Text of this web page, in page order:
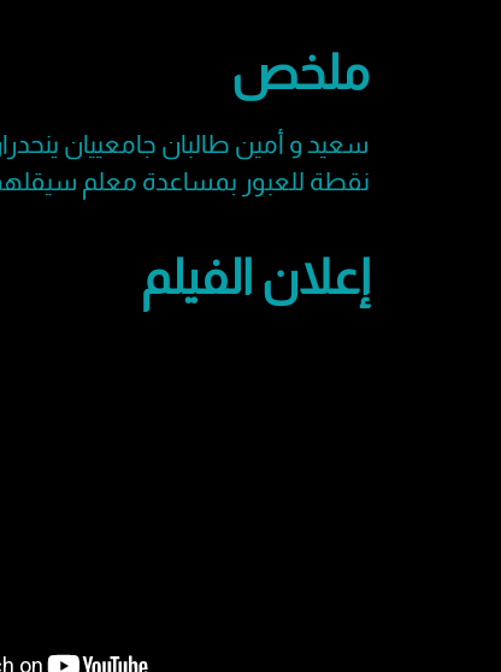
ملخص
سعيد و أمين طالبان جامعييان
نقطة للعبور بمساعدة معلم
إعلان الفيلم